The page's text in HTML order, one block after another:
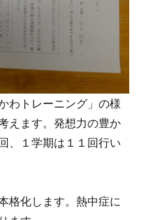
わトレーニング」の様
えます。発想力の豊か
、１学期は１１回行い
格化します。熱中症に